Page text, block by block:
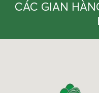
CÁC GIAN